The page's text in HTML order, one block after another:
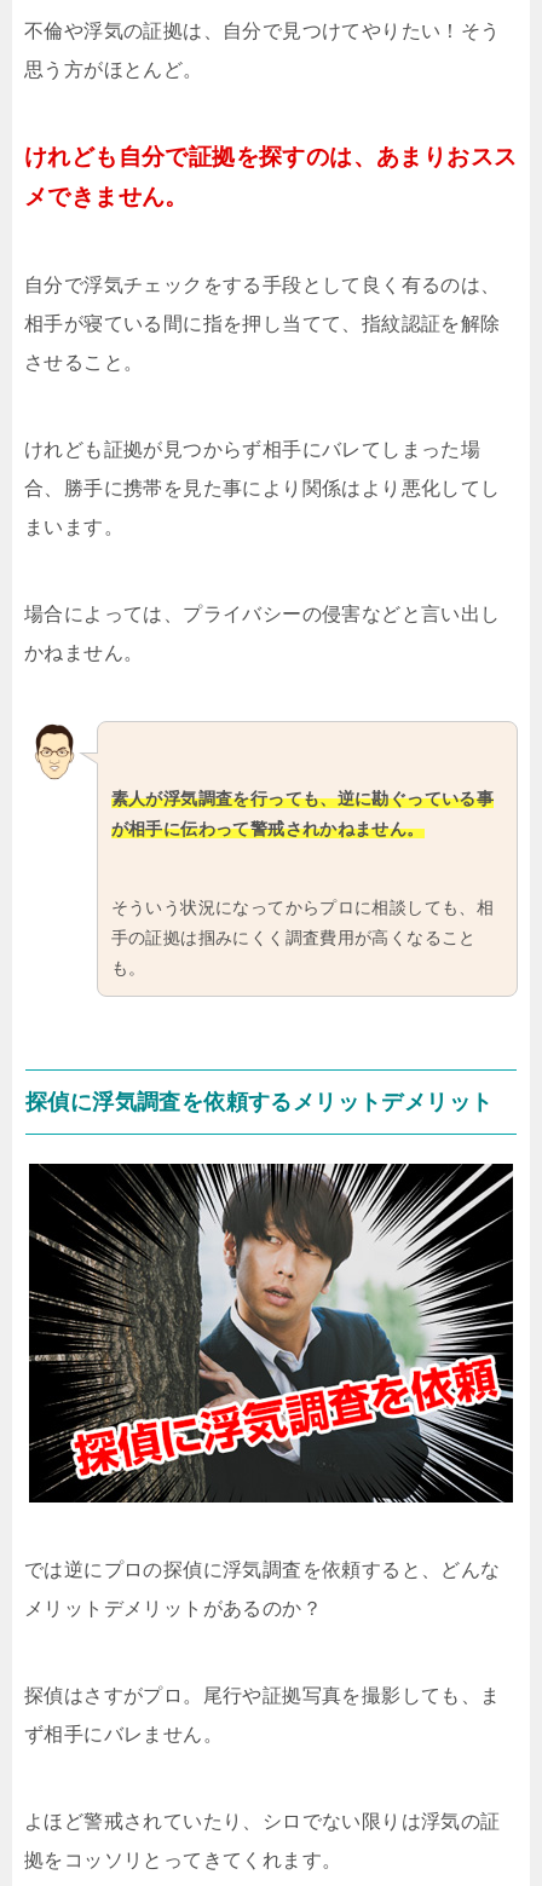
不倫や浮気の証拠は、自分で見つけてやりたい！そう
思う方がほとんど。
けれども自分で証拠を探すのは、あまりおスス
メできません。
自分で浮気チェックをする手段として良く有るのは、
相手が寝ている間に指を押し当てて、指紋認証を解除
させること。
けれども証拠が見つからず相手にバレてしまった場
合、勝手に携帯を見た事により関係はより悪化してし
まいます。
場合によっては、プライバシーの侵害などと言い出し
かねません。
素人が浮気調査を行っても、逆に勘ぐっている事
が相手に伝わって警戒されかねません。
そういう状況になってからプロに相談しても、相
手の証拠は掴みにくく調査費用が高くなること
も。
探偵に浮気調査を依頼するメリットデメリット
では逆にプロの探偵に浮気調査を依頼すると、どんな
メリットデメリットがあるのか？
探偵はさすがプロ。尾行や証拠写真を撮影しても、ま
ず相手にバレません。
よほど警戒されていたり、シロでない限りは浮気の証
拠をコッソリとってきてくれます。